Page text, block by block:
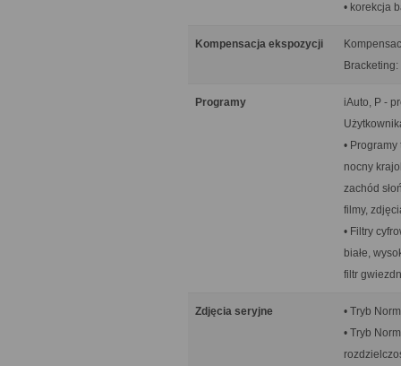
• korekcja
Kompensacja ekspozycji
Programy
iAuto, P -
•
nocny
zachód
filmy,
• Filtry
białe,
filtr
Zdjęcia seryjne
• Tryb
• Tryb